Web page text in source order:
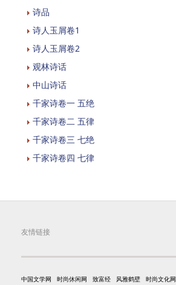
诗品
诗人玉屑卷1
诗人玉屑卷2
观林诗话
中山诗话
千家诗卷一 五绝
千家诗卷二 五律
千家诗卷三 七绝
千家诗卷四 七律
友情链接
中国文学网 时尚休闲网 致富经 风雅鹤壁 时尚文化网